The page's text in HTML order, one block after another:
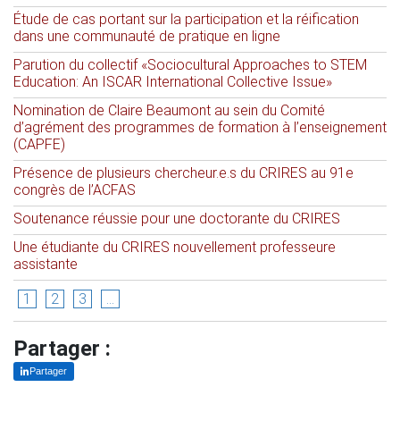
Étude de cas portant sur la participation et la réification
dans une communauté de pratique en ligne
Parution du collectif «Sociocultural Approaches to STEM
Education: An ISCAR International Collective Issue»
Nomination de Claire Beaumont au sein du Comité
d’agrément des programmes de formation à l’enseignement
(CAPFE)
Présence de plusieurs chercheur.e.s du CRIRES au 91e
congrès de l’ACFAS
Soutenance réussie pour une doctorante du CRIRES
Une étudiante du CRIRES nouvellement professeure
assistante
1 2 3 ...
Partager :
Partager